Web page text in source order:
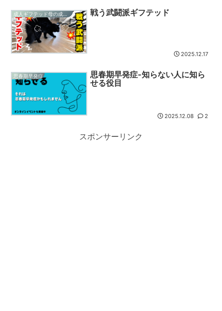
戦う武闘派ギフテッド
2025.12.17
思春期早発症
思春期早発症-知らない人に知ら
せる役目
2025.12.08 2
スポンサーリンク